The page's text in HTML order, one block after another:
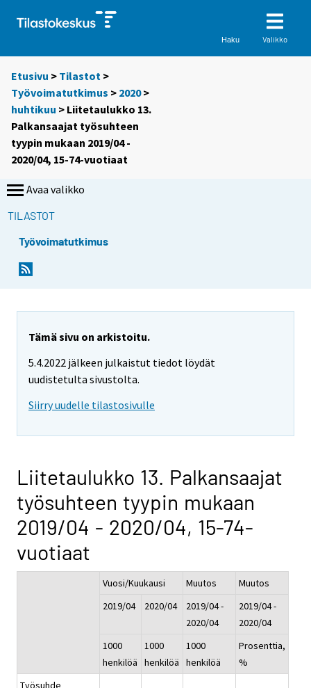
Haku Valikko
Etusivu > Tilastot >
Työvoimatutkimus > 2020>
huhtikuu > Liitetaulukko 13.
Palkansaajat työsuhteen
tyypin mukaan 2019/04 -
2020/04, 15-74-vuotiaat
Avaa valikko
TILASTOT
Työvoimatutkimus
Tämä sivu on arkistoitu.
5.4.2022 jälkeen julkaistut tiedot löydät
uudistetulta sivustolta.
Siirry uudelle tilastosivulle
Liitetaulukko 13. Palkansaajat
työsuhteen tyypin mukaan
2019/04 - 2020/04, 15-74-
vuotiaat
Vuosi/Kuukausi Muutos
Muutos
2019/04
2020/04
2019/04 -
2020/04
2019/04 -
2020/04
1000
henkilöä
1000
henkilöä
1000
henkilöä
Prosenttia,
%
Työsuhde